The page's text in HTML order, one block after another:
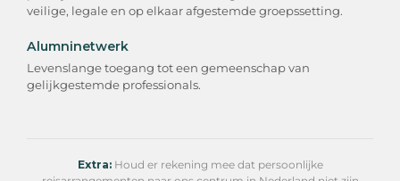
veilige, legale en op elkaar afgestemde groepssetting.
Alumninetwerk
Levenslange toegang tot een gemeenschap van
gelijkgestemde professionals.
Extra:Houd er rekening mee dat persoonlijke